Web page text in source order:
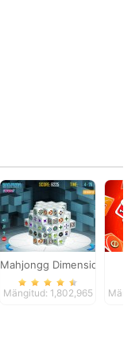
Mahjongg Dimensions
Mängitud: 1,802,965